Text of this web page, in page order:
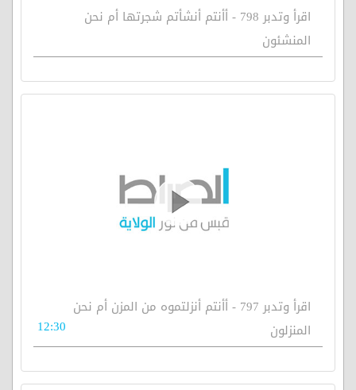
اقرأ وتدبر 798 - أأنتم أنشأتم شجرتها أم نحن
المنشئون
اقرأ وتدبر 797 - أأنتم أنزلتموه من المزن أم نحن
المنزلون
12:30